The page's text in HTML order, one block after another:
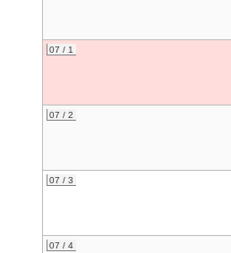
07 / 1
07 / 2
07 / 3
07 / 4